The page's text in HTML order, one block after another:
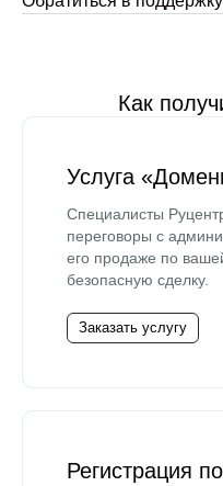
Как
Услуга
Специалисты
переговоры с
его продаже по
безопасную сделку.
Заказать услугу
Регистрация